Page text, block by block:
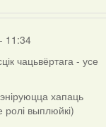
11:34
чацьвёртага - усе
хапаць
выплюйкі)